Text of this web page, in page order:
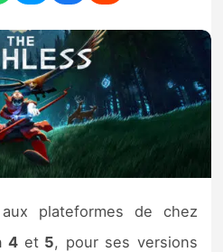
aux plateformes de chez
4et5, pour ses versions